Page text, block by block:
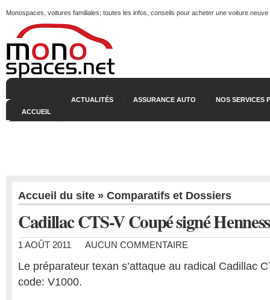
Monospaces, voitures familiales; toutes les infos, conseils pour acheter une voiture
ACCUEIL
ACTUALITÉS ASSURANCE AUTO NOS SERVICES
Accueil du site » Comparatifs et Dossiers
Cadillac CTS-V Coupé signé
1 AOÛT 2011 AUCUN COMMENTAIRE
Le préparateur texan s’attaque au radical Cadillac
code: V1000.